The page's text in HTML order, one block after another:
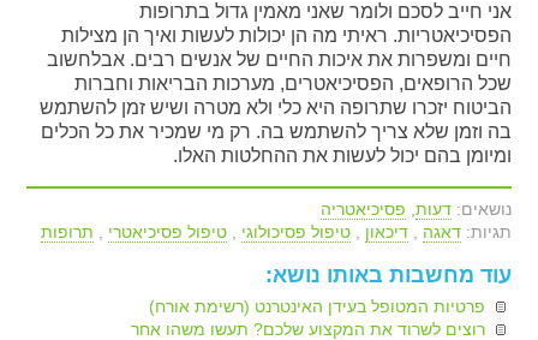
אני חייב לסכם ולומר שאני מאמין גדול בתרופות
הפסיכיאטריות. ראיתי מה הן יכולות לעשות ואיך הן מצילות
חיים ומשפרות את איכות החיים של אנשים רבים. אבלחשוב
שכל הרופאים, הפסיכיאטרים, מערכות הבריאות וחברות
הביטוח יזכרו שתרופה היא כלי ולא מטרה ושיש זמן להשתמש
בה וזמן שלא צריך להשתמש בה. רק מי שמכיר את כל הכלים
ומיומן בהם יכול לעשות את ההחלטות האלו.
נושאים:דעות פסיכיאטריה
תגיות:דאגה ,דיכאון ,טיפול פסיכולוגי ,טיפול פסיכיאטרי תרופות
עוד מחשבות באותו נושא:
פרטיות המטופל בעידן האינטרנט (רשימת אורח)
רוצים לשרוד את המקצוע שלכם? תעשו משהו אחר